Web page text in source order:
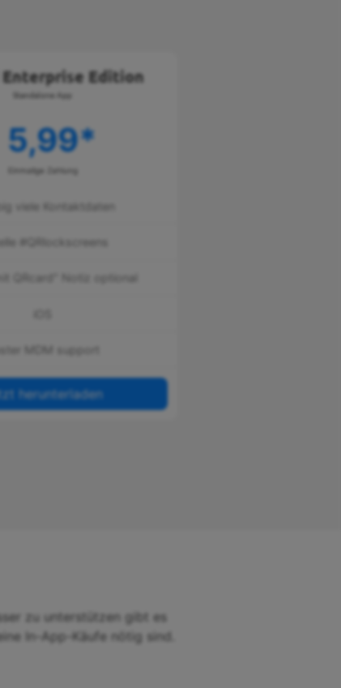
Enterprise Edition
Standalone App
5,99*
Einmalige Zahlung
viele Kontaktdaten
#QRlockscreens
QRcard" Notiz optional
MDM support
herunterladen
zu unterstützen gibt es
In-App-Käufe nötig sind.